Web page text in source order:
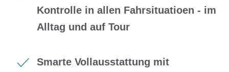
Kontrolle in allen Fahrsituatioen - im
Alltag und auf Tour
Smarte Vollausstattung mit